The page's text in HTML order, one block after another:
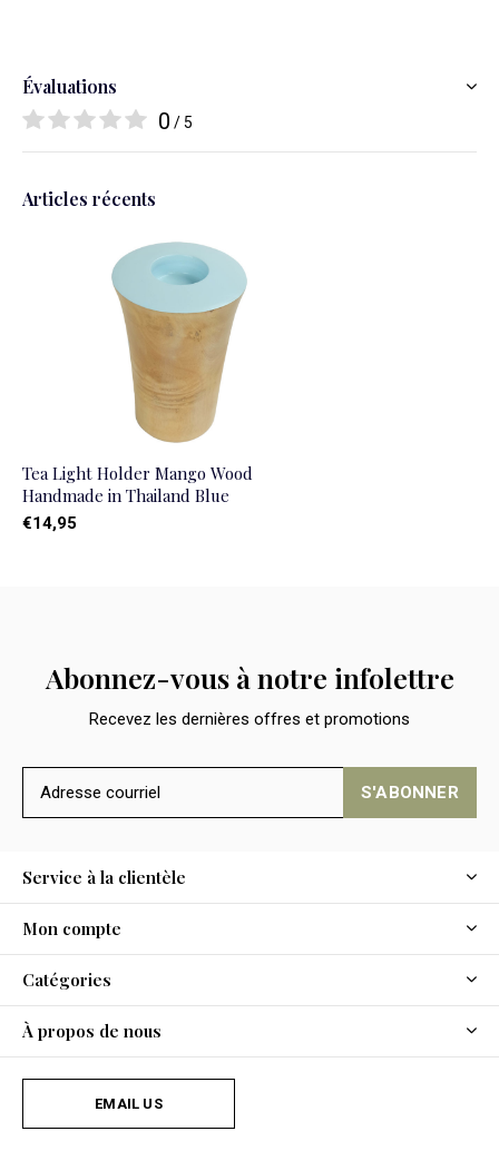
Évaluations
0 / 5
Articles récents
Tea Light Holder Mango Wood
Handmade in Thailand Blue
€14,95
Abonnez-vous à notre infolettre
Recevez les dernières offres et promotions
S'ABONNER
Service à la clientèle
Mon compte
Catégories
À propos de nous
EMAIL US